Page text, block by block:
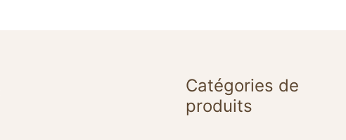
Catégories de
produits